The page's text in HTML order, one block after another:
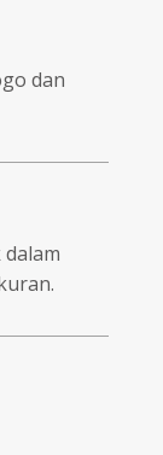
dan